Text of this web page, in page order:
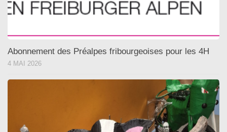
Abonnement des Préalpes fribourgeoises pour les 4H
4 MAI 2026